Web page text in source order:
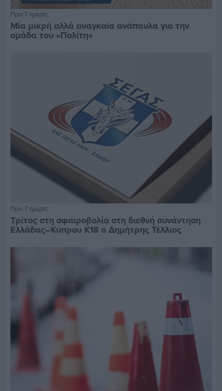
Πριν 7 ημέρες
Μία μικρή αλλά αναγκαία ανάπαυλα για την
ομάδα του «Πολίτη»
Πριν 7 ημέρες
Τρίτος στη σφαιροβολία στη διεθνή συνάντηση
Ελλάδας–Κύπρου Κ18 ο Δημήτρης Τέλλιος